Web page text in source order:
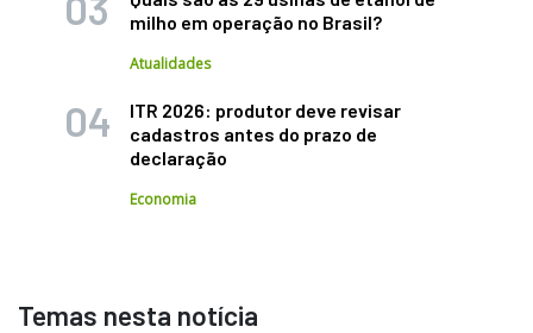
milho em operação no Brasil?
Atualidades
ITR 2026: produtor deve revisar
cadastros antes do prazo de
declaração
Economia
Temas nesta notícia